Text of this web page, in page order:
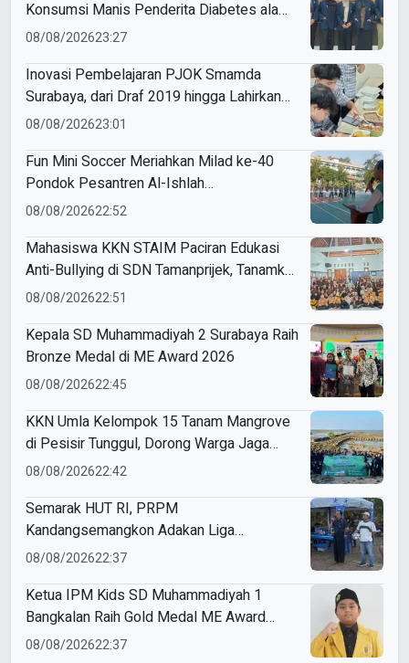
Konsumsi Manis Penderita Diabetes ala
Mahasiswa Unesa
08/08/202623:27
Inovasi Pembelajaran PJOK Smamda
Surabaya, dari Draf 2019 hingga Lahirkan
Modul Gizi Digital
08/08/202623:01
Fun Mini Soccer Meriahkan Milad ke-40
Pondok Pesantren Al-Ishlah
Sendangagung
08/08/202622:52
Mahasiswa KKN STAIM Paciran Edukasi
Anti-Bullying di SDN Tamanprijek, Tanamkan
Empati Sejak Dini
08/08/202622:51
Kepala SD Muhammadiyah 2 Surabaya Raih
Bronze Medal di ME Award 2026
08/08/202622:45
KKN Umla Kelompok 15 Tanam Mangrove
di Pesisir Tunggul, Dorong Warga Jaga
Lingkungan
08/08/202622:42
Semarak HUT RI, PRPM
Kandangsemangkon Adakan Liga
Kemerdekaan 2026
08/08/202622:37
Ketua IPM Kids SD Muhammadiyah 1
Bangkalan Raih Gold Medal ME Award
2026
08/08/202622:37